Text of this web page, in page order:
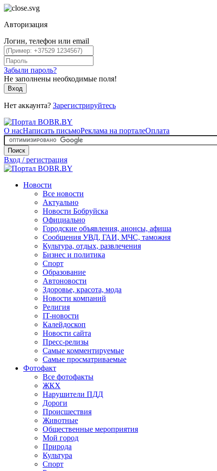
Авторизация
Логин, телефон или email
Забыли пароль?
Не заполнены необходимые поля!
Вход
Нет аккаунта? Зарегистрируйтесь
О насНаписать письмоРеклама на порталеОплата
Поиск
Вход / регистрация
Новости
Все новости
Актуально
Новости Бобруйска
Официально
Городские объявления, анонсы, афиша
Сообщения УВД, ГАИ, МЧС, таможня
Культура, отдых, развлечения
Бизнес и политика
Спорт
Образование
Автоновости
Здоровье, красота, мода
Новости компаний
Религия
IT-новости
Калейдоскоп
Новости сайта
Пресс-релизы
Самые комментируемые
Самые просматриваемые
Фотофакт
Все фотофакты
ЖКХ
Нарушители ПДД
Дороги
Происшествия
Животные
Общественные мероприятия
Мой город
Природа
Культура
Спорт